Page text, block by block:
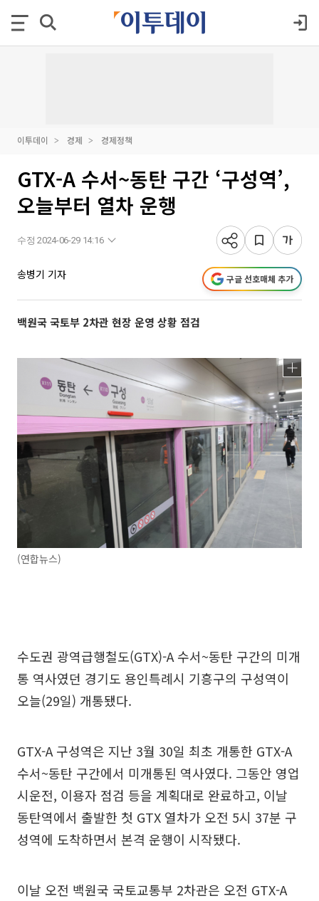
이투데이 경제 경제정책
GTX-A 수서~동탄 구간 ‘구성역’,
오늘부터 열차 운행
수정 2024-06-29 14:16
송병기 기자 구글 선호매체 추가
백원국 국토부 2차관 현장 운영 상황 점검
(연합뉴스)
수도권 광역급행철도(GTX)-A 수서~동탄 구간의 미개
통 역사였던 경기도 용인특례시 기흥구의 구성역이
오늘(29일) 개통됐다.
GTX-A 구성역은 지난 3월 30일 최초 개통한 GTX-A
수서~동탄 구간에서 미개통된 역사였다. 그동안 영업
시운전, 이용자 점검 등을 계획대로 완료하고, 이날
동탄역에서 출발한 첫 GTX 열차가 오전 5시 37분 구
성역에 도착하면서 본격 운행이 시작됐다.
이날 오전 백원국 국토교통부 2차관은 오전 GTX-A